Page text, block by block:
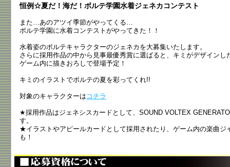
恒例☆夏だ！海だ！ボルテ学園水着ジェネカコンテスト
また…あのアツイ季節がやってくる…
ボルテ学園に水着コンテストがやってきた！！
水着姿のボルテキャラクターのジェネカを大募集いたします。
さらに採用作品の中から見事最優秀賞に選ばると、キミがデザイン
ゲーム内に描きおろしで登場予定！
キミのイラストでボルテの夏を彩ってくれ!!
対象のキャラクターは コチラ
★採用作品はジェネシスカードとして、SOUND VOLTEX
す。
★イラストやアピールカードとして採用されたり、ゲーム内の楽曲ジ
も！